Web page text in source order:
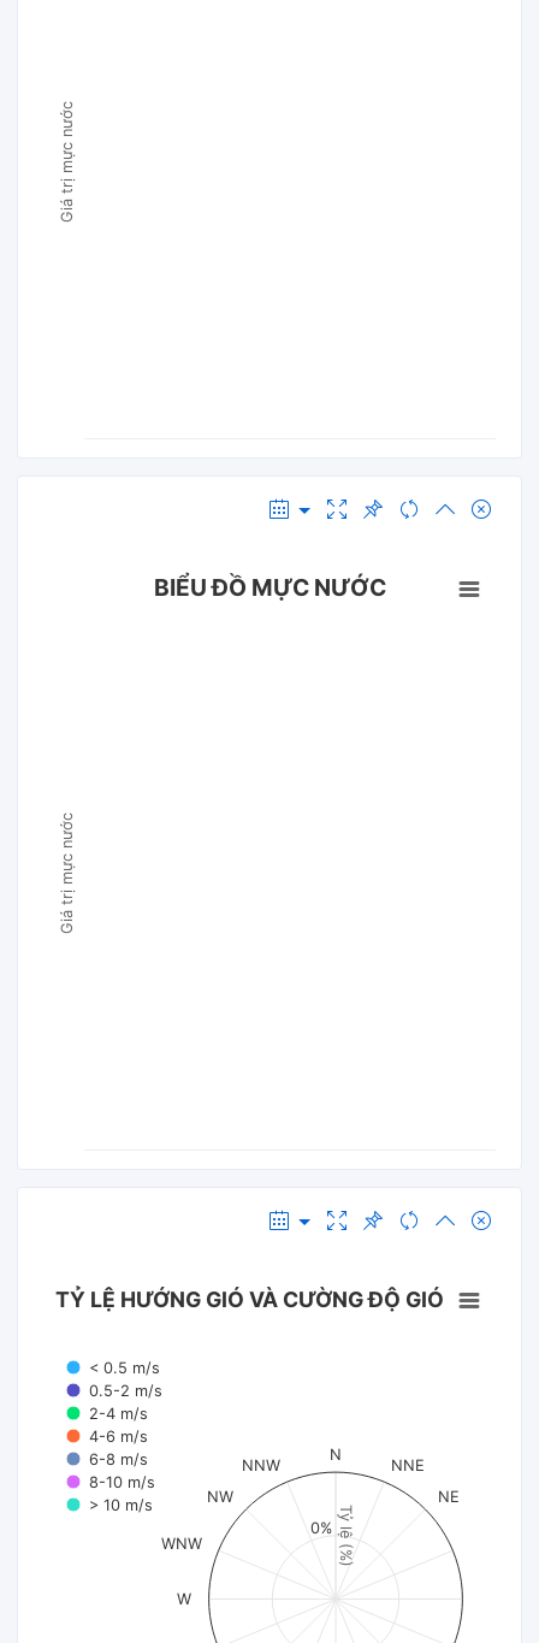
Giá trị mực nước
Giá trị mực nước
BIỂU ĐỒ MỰC NƯỚC
Tỷ lệ (%)
TỶ LỆ HƯỚNG GIÓ VÀ CƯỜNG ĐỘ GIÓ
< 0.5 m/s
0.5-2 m/s
2-4 m/s
4-6 m/s
6-8 m/s
8-10 m/s
> 10 m/s
N
NNE
NE
W
WNW
NW
NNW
0%